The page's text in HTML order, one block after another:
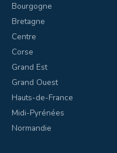
Bourgogne
Bretagne
Centre
Corse
Grand Est
Grand Ouest
Hauts-de-France
Midi-Pyrénées
Normandie